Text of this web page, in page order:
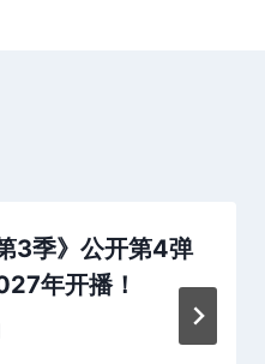
3季》公开第4弹
年开播！